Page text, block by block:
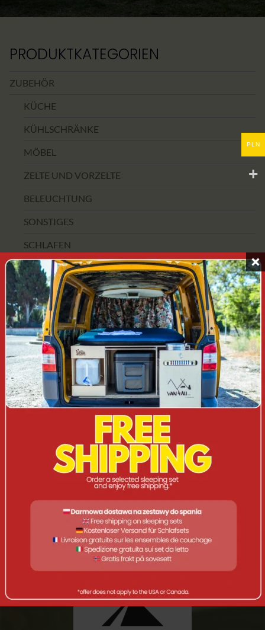
PRODUKTKATEGORIEN
ZUBEHÖR
KÜCHE
KÜHLSCHRÄNKE
MÖBEL
ZELTE UND VORZELTE
BELEUCHTUNG
SONSTIGES
SCHLAFEN
CAMPERINI
ZUBEHÖR
CAMPERBOX
KOMBI/ST
SUV
GELÄNDE/4X4
VAN
Es wurden keine Produkte gefunden, die deiner
Auswahl entsprechen.
PLN